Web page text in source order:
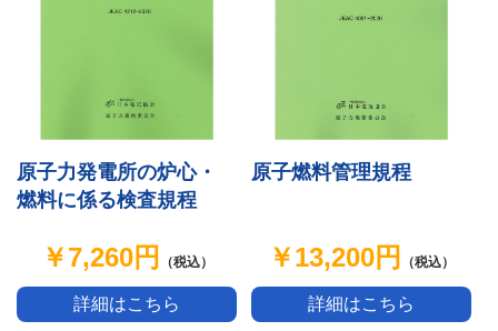
原子力発電所の炉心・
燃料に係る検査規程
￥7,260円 （税込）
詳細はこちら
原子燃料管理規程
￥13,200円 （税込）
詳細はこちら